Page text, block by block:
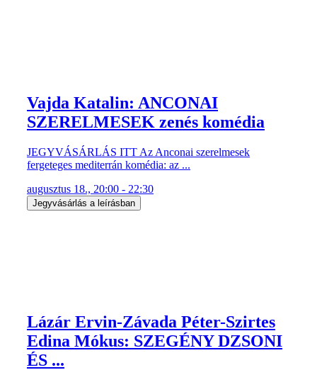
Vajda Katalin: ANCONAI
SZERELMESEK zenés komédia
JEGYVÁSÁRLÁS ITT Az Anconai szerelmesek
fergeteges mediterrán komédia: az ...
augusztus 18., 20:00 - 22:30
Jegyvásárlás a leírásban
Lázár Ervin-Závada Péter-Szirtes
Edina Mókus: SZEGÉNY DZSONI
ÉS ...